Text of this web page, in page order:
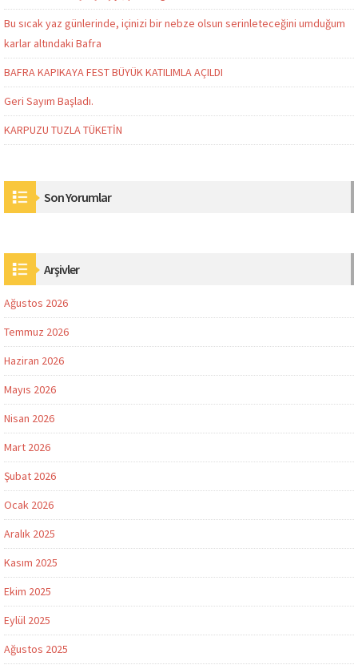
Bu sıcak yaz günlerinde, içinizi bir nebze olsun serinleteceğini umduğum
karlar altındaki Bafra
BAFRA KAPIKAYA FEST BÜYÜK KATILIMLA AÇILDI
Geri Sayım Başladı.
KARPUZU TUZLA TÜKETİN
Son Yorumlar
Arşivler
Ağustos 2026
Temmuz 2026
Haziran 2026
Mayıs 2026
Nisan 2026
Mart 2026
Şubat 2026
Ocak 2026
Aralık 2025
Kasım 2025
Ekim 2025
Eylül 2025
Ağustos 2025